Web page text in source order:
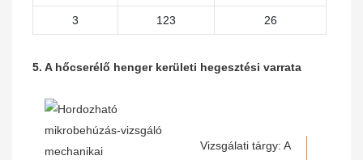
3 123 26
5. A hőcserélő henger kerületi hegesztési varrata
Vizsgálati tárgy: A